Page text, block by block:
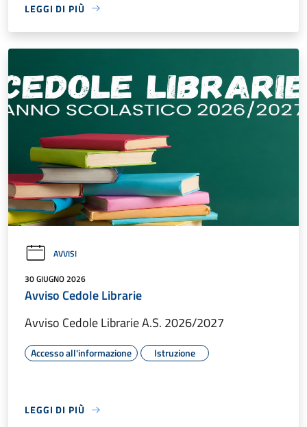
LEGGI DI PIÙ
AVVISI
30 GIUGNO 2026
Avviso Cedole Librarie
Avviso Cedole Librarie A.S. 2026/2027
Accesso all'informazione Istruzione
LEGGI DI PIÙ